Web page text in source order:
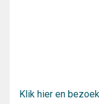
Klik hier en